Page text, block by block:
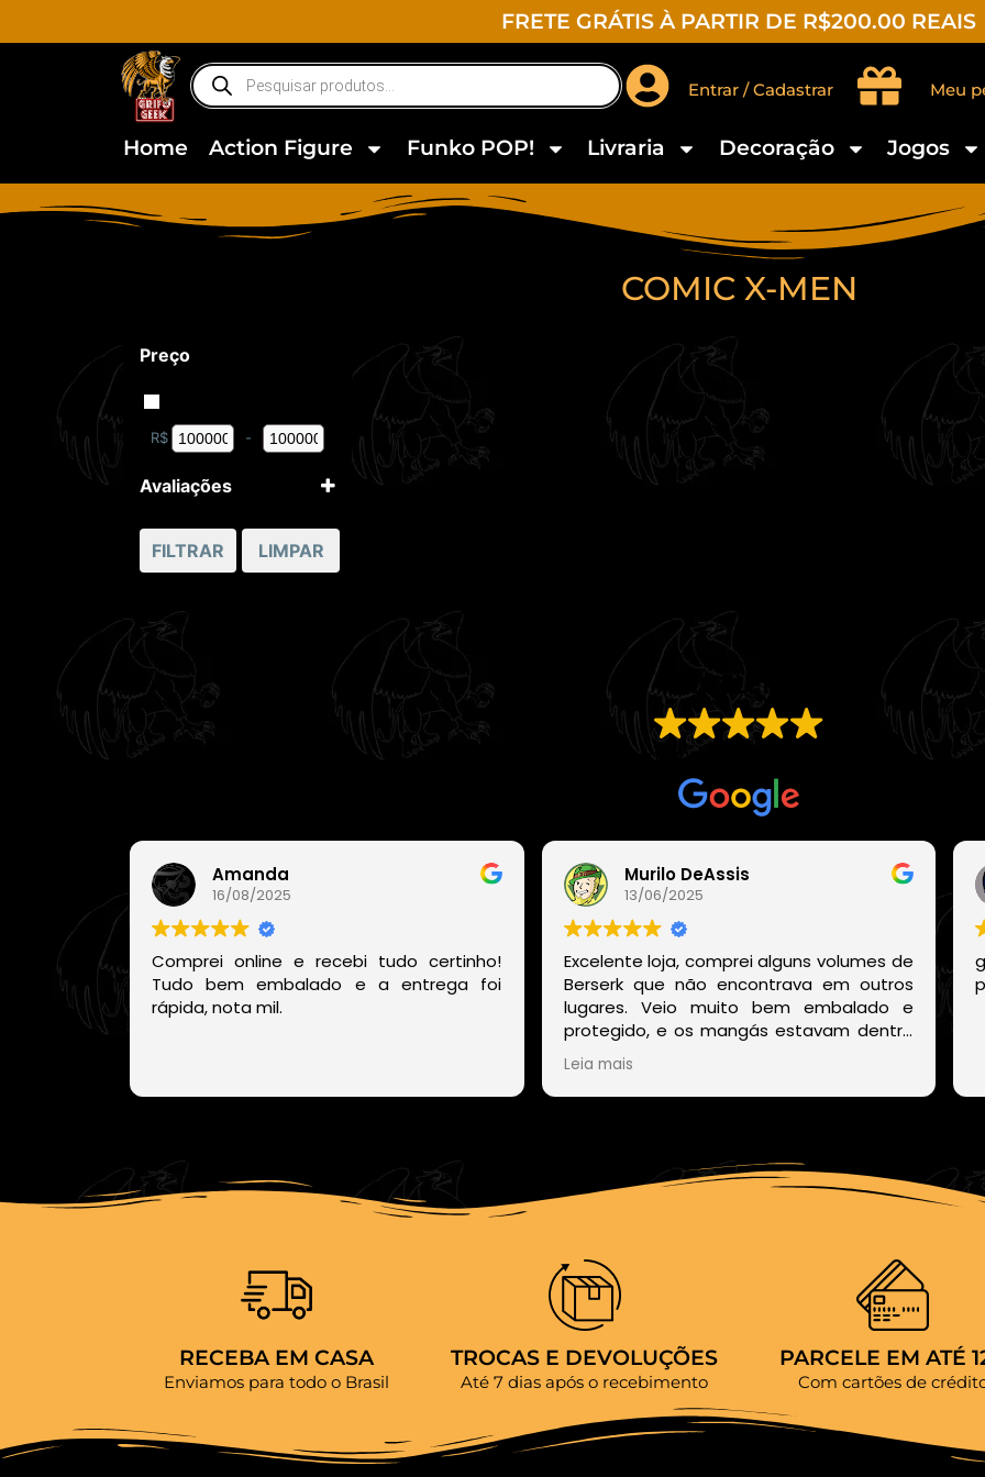
FRETE GRÁTIS À PARTIR DE R$200.00 REAIS
Entrar / Cadastrar Meu
Home Action Figure Funko POP! Livraria Decoração Jogos
COMIC X-MEN
Preço
R$ Minimum Price
-Maximum Price
Avaliações
3 ou mais
FILTRAR LIMPAR
EXCELENTE
Com base em
Amanda
16/08/2025
Comprei online e recebi tudo certinho!
Tudo bem embalado e a entrega foi
rápida, nota mil.
Murilo DeAssis
13/06/2025
Excelente loja, comprei alguns volumes de
Berserk que não encontrava em outros
lugares. Veio muito bem embalado e
protegido, e os mangás estavam dentro
de um embrulho muito bonito. E o site
deles também é muito fácil de encontrar
os volumes disponíveis sem precisar ficar
Leia mais
RECEBA EM CASA
Enviamos para todo o Brasil
TROCAS E DEVOLUÇÕES
Até 7 dias após o recebimento
PARCELE EM ATÉ
Com cartões de